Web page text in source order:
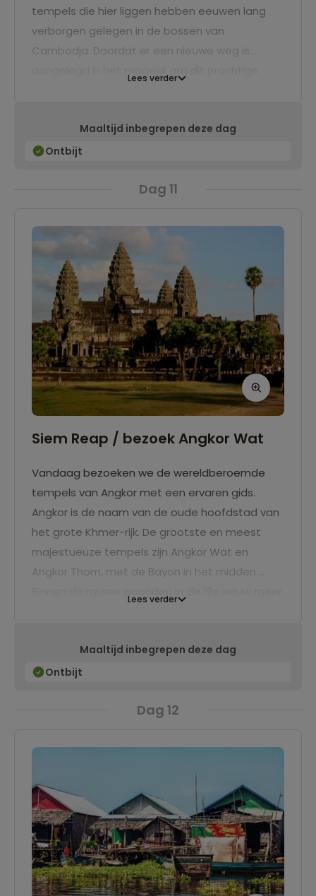
tempels die hier liggen hebben eeuwen lang
verborgen gelegen in de bossen van
Cambodja. Doordat er een nieuwe weg is
denken dat deze oude tempel is verplaatst van
Mexico naar Cambodja. Vervolgens rijden we
verblijven in een comfortabel hotel.
Lees verder
Maaltijd inbegrepen deze dag
Ontbijt
Dag 11
Siem Reap / bezoek Angkor Wat
Vandaag bezoeken we de wereldberoemde
tempels van Angkor met een ervaren gids.
Angkor is de naam van de oude hoofdstad van
het grote Khmer-rijk. De grootste en meest
majestueuze tempels zijn Angkor Wat en
Angkor Thom, met de Bayon in het midden.
Daarnaast zijn tempels als Ta Prohm en Preah
Khan bijzonder de moeite waard, aangezien
zijn gelaten waarin ze zijn aangetroffen.
Lees verder
Maaltijd inbegrepen deze dag
Ontbijt
Dag 12